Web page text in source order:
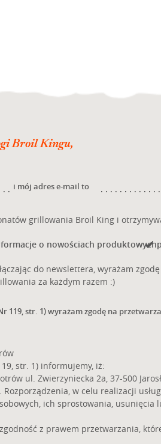
Broil Kingu,
i mój adres e-mail to
grillowania Broil King i
o nowościach produktowych
do newslettera, wyrażam
za każdym razem :)
119, str. 1) wyrażam zgodę na
str. 1) informujemy, iż:
ul. Zwierzyniecka 2a, 37-500
w celu realizacji
ich sprostowania,
z prawem przetwarzania,